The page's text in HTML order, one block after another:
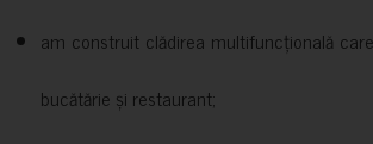
am construit clădirea multifuncțională
bucătărie și restaurant;